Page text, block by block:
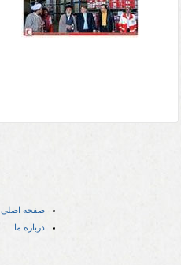
صفحه اصلی
درباره ما